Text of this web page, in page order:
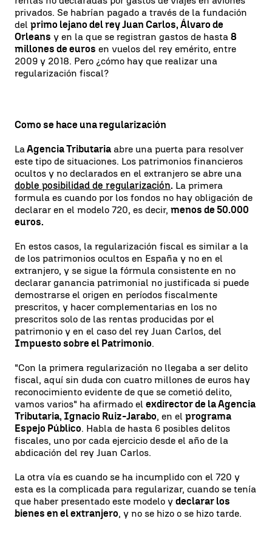
privados. Se habrían pagado a través de la fundación
del primo lejano del rey Juan Carlos, Álvaro de
Orleans y en la que se registran gastos de hasta 8
millones de euros en vuelos del rey emérito, entre
2009 y 2018. Pero ¿cómo hay que realizar una
regularización fiscal?
Como se hace una regularización
LaAgencia Tributaria abre una puerta para resolver
este tipo de situaciones. Los patrimonios financieros
ocultos y no declarados en el extranjero se abre una
doble posibilidad de regularización. La primera
formula es cuando por los fondos no hay obligación de
declarar en el modelo 720, es decir, menos de 50.000
euros.
En estos casos, la regularización fiscal es similar a la
de los patrimonios ocultos en España y no en el
extranjero, y se sigue la fórmula consistente en no
declarar ganancia patrimonial no justificada si puede
demostrarse el origen en períodos fiscalmente
prescritos, y hacer complementarias en los no
prescritos solo de las rentas producidas por el
patrimonio y en el caso del rey Juan Carlos, del
Impuesto sobre el Patrimonio.
"Con la primera regularización no llegaba a ser delito
fiscal, aquí sin duda con cuatro millones de euros hay
reconocimiento evidente de que se cometió delito,
vamos varios" ha afirmado el exdirector de la Agencia
Tributaria, Ignacio Ruiz-Jarabo, en el programa
Espejo Público. Habla de hasta 6 posibles delitos
fiscales, uno por cada ejercicio desde el año de la
abdicación del rey Juan Carlos.
La otra vía es cuando se ha incumplido con el 720 y
esta es la complicada para regularizar, cuando se tenía
que haber presentado este modelo y declarar los
bienes en el extranjero, y no se hizo o se hizo tarde.